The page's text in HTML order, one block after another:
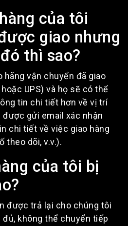
của tôi
giao nhưng
thì sao?
hãng vận chuyển đã giao
UPS) và họ sẽ có thể
tin chi tiết hơn về vị trí
được gửi email xác nhận
chi tiết về việc giao hàng
theo dõi, v.v.).
của tôi bị
được trả lại cho chúng tôi
không thể chuyển tiếp